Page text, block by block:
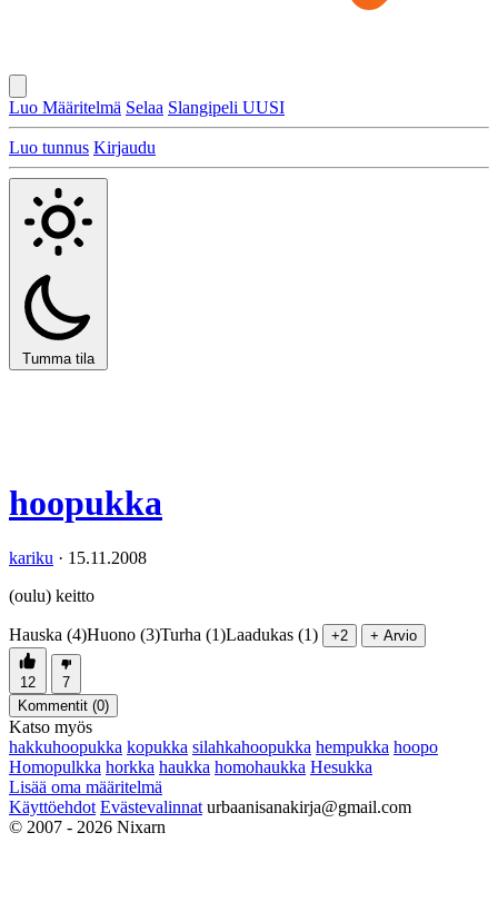
Luo Määritelmä Selaa Slangipeli UUSI
Luo tunnus Kirjaudu
Tumma tila
hoopukka
kariku · 15.11.2008
(oulu) keitto
Hauska (4)Huono (3)Turha (1)Laadukas (1) +2 + Arvio
12
7
Kommentit (0)
Katso myös
hakkuhoopukka kopukka silahkahoopukka hempukka hoopo
Homopulkka horkka haukka homohaukka Hesukka
Lisää oma määritelmä
Käyttöehdot Evästevalinnat urbaanisanakirja@gmail.com
© 2007 - 2026 Nixarn